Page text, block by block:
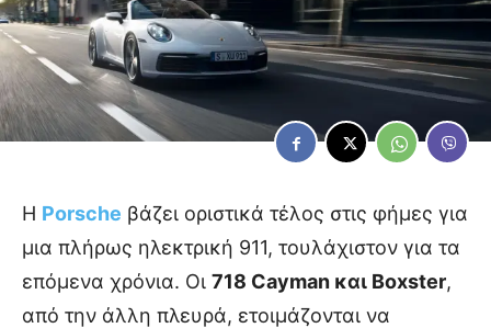
Η Porsche βάζει οριστικά τέλος στις φήμες για
μια πλήρως ηλεκτρική 911, τουλάχιστον για τα
επόμενα χρόνια. Οι 718 Cayman και Boxster,
από την άλλη πλευρά, ετοιμάζονται να